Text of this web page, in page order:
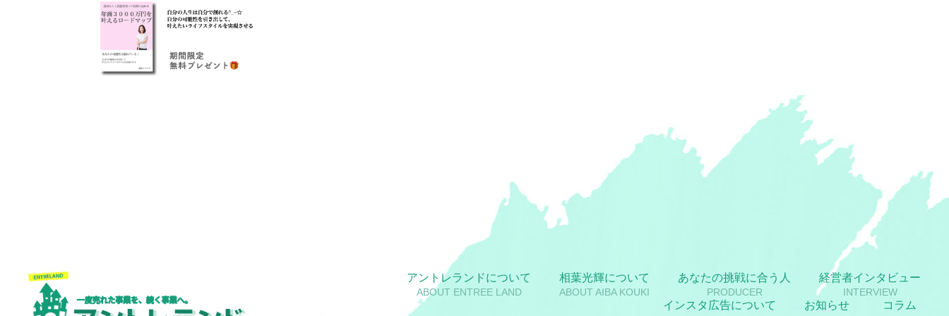
アントレランドについて
ABOUT ENTREE LAND
相葉光輝について
ABOUT AIBA KOUKI
あなたの挑戦に合う人
PRODUCER
経営者インタビュー
INTERVIEW
インスタ広告について お知らせ コラム